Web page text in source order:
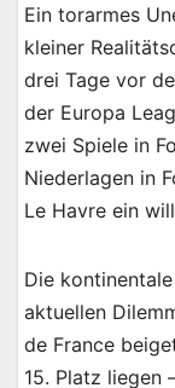
Ein torarmes
kleiner
drei Tage vor
der Europa
zwei Spiele in
Niederlagen in
Le Havre ein
Die
aktuellen
de France
15. Platz liegen